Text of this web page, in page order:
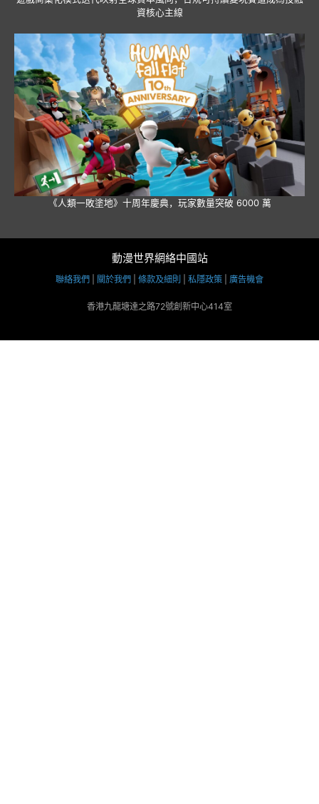
資核心主線
《人類一敗塗地》十周年慶典，玩家數量突破 6000 萬
動漫世界網絡中國站
聯絡我們 關於我們 條款及細則 私隱政策 廣告機會
香港九龍塘達之路72號創新中心414室